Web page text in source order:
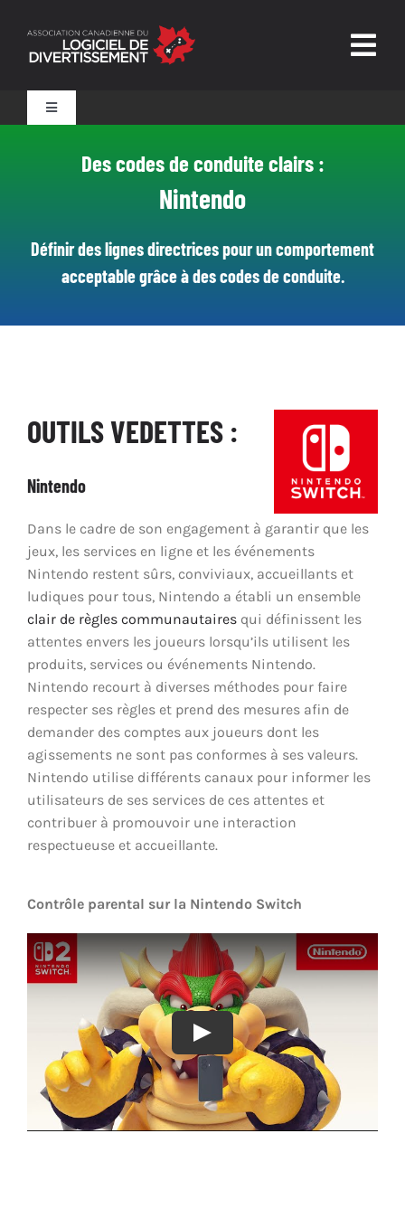
content
Accueil
Nouvelles et ressources
Toggle
Navigation
Outils pour les parents
Technologies de pointe
Contrôle parental
Des codes de conduite clairs :
Nintendo
Définir des lignes directrices pour un comportement
acceptable grâce à des codes de conduite.
OUTILS VEDETTES :
Nintendo
Dans le cadre de son engagement à garantir que les
jeux, les services en ligne et les événements
Nintendo restent sûrs, conviviaux, accueillants et
ludiques pour tous, Nintendo a établi un ensemble
clair de règles communautairesqui définissent les
attentes envers les joueurs lorsqu’ils utilisent les
produits, services ou événements Nintendo.
Nintendo recourt à diverses méthodes pour faire
respecter ses règles et prend des mesures afin de
demander des comptes aux joueurs dont les
agissements ne sont pas conformes à ses valeurs.
Nintendo utilise différents canaux pour informer les
utilisateurs de ses services de ces attentes et
contribuer à promouvoir une interaction
respectueuse et accueillante.
Contrôle parental sur la Nintendo Switch